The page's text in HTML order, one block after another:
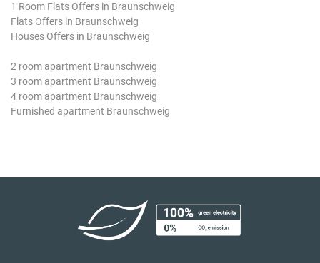
1 Room Flats Offers in Braunschweig
Flats Offers in Braunschweig
Houses Offers in Braunschweig
2 room apartment Braunschweig
3 room apartment Braunschweig
4 room apartment Braunschweig
Furnished apartment Braunschweig